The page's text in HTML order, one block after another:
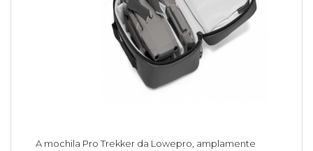
A mochila Pro Trekker da Lowepro, amplamente